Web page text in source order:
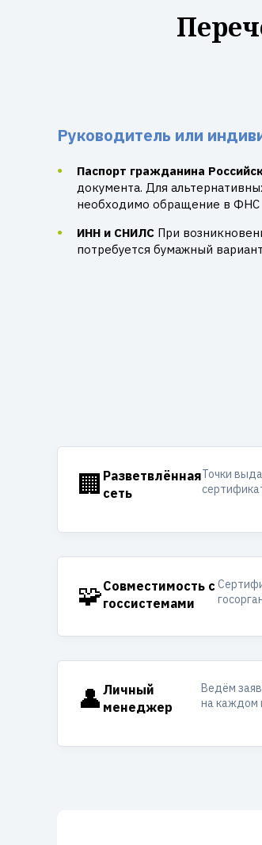
Руководитель или
Паспорт гражданина
документа. Для
необходимо обращение в ФНС
ИНН и СНИЛС При
потребуется бумажный
🏢 Разветвлённая
сеть
Точки
🧩Совместимость с
госсистемами
👤 Личный
менеджер
Ведём
на каждом